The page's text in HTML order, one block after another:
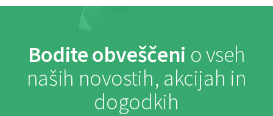
Bodite obveščeni o vseh
naših novostih, akcijah in
dogodkih